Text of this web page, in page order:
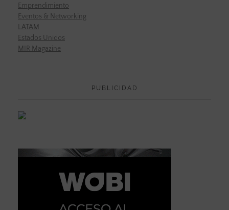
Emprendimiento
Eventos & Networking
LATAM
Estados Unidos
MIR Magazine
PUBLICIDAD